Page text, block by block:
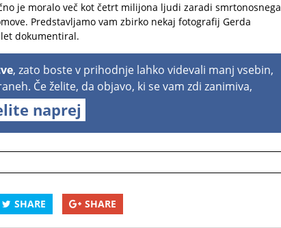
je moralo več kot četrt milijona ljudi zaradi smrtonosnega
Predstavljamo vam zbirko nekaj fotografij Gerda
dokumentiral.
, zato boste v prihodnje lahko videvali manj vsebin,
Če želite, da objavo, ki se vam zdi zanimiva,
naprej
SHARE SHARE